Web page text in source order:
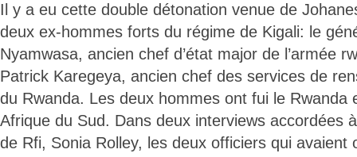
Il y a eu cette double détonation venue de
deux ex-hommes forts du régime de Kigali: le
Nyamwasa, ancien chef d’état major de l’armée
Patrick Karegeya, ancien chef des services de
du Rwanda. Les deux hommes ont fui le Rwanda
Afrique du Sud. Dans deux interviews accordées
de Rfi, Sonia Rolley, les deux officiers qui avaient